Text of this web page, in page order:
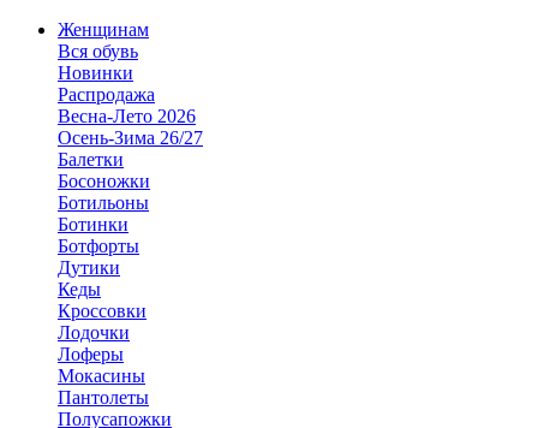
Женщинам
Вся обувь
Новинки
Распродажа
Весна-Лето 2026
Осень-Зима 26/27
Балетки
Босоножки
Ботильоны
Ботинки
Ботфорты
Дутики
Кеды
Кроссовки
Лодочки
Лоферы
Мокасины
Пантолеты
Полусапожки